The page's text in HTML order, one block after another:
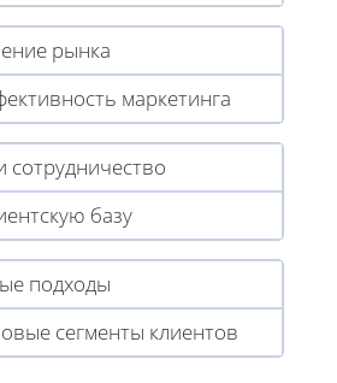
рынка
маркетинга
сотрудничество
базу
подходы
сегменты клиентов